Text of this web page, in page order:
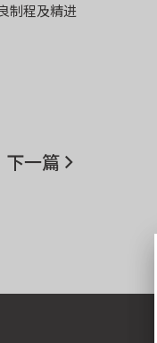
制程及精进
下一篇